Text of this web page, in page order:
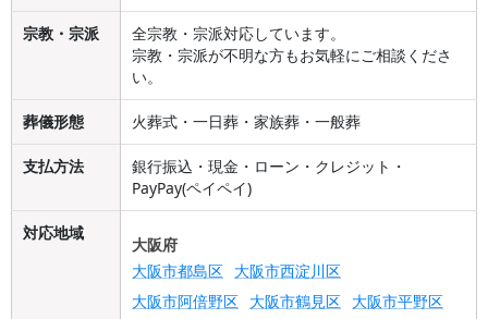
宗教・宗派
全宗教・宗派対応しています。
宗教・宗派が不明な方もお気軽にご相談くださ
い。
葬儀形態 火葬式・一日葬・家族葬・一般葬
支払方法
銀行振込・現金・ローン・クレジット・
PayPay(ペイペイ)
対応地域
大阪府
大阪市都島区 大阪市西淀川区
大阪市阿倍野区 大阪市鶴見区 大阪市平野区